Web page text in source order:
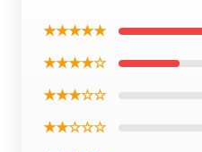
★★★★★
★★★★☆
★★★☆☆
★★☆☆☆